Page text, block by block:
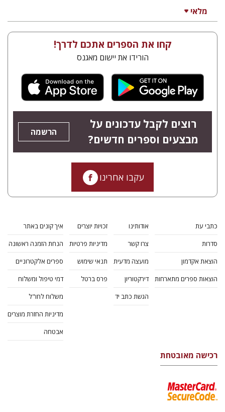
מלאי
קחו את הספרים אתכם לדרך!
הורידו את יישום מאגנס
רוצים לקבל עדכונים על
מבצעים וספרים חדשים?
הרשמה
עקבו אחרינו
כתבי עת
סדרות
הוצאת אקדמון
הוצאות ספרים מתארחות
אודותינו
צרו קשר
מועצה מדעית
דירקטוריון
הגשת כתב יד
זכויות יוצרים
מדיניות פרטיות
תנאי שימוש
פרס ברטל
איך קונים באתר
הנחת הזמנה ראשונה
ספרים אלקטרוניים
דמי טיפול ומשלוח
משלוח לחו"ל
מדיניות החזרת מוצרים
אבטחה
רכישה מאובטחת